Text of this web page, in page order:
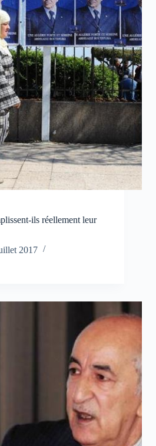
ils réellement leur
2017